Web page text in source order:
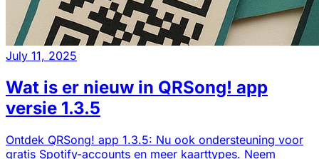
July 11, 2025
Wat is er nieuw in QRSong! app
versie 1.3.5
Ontdek QRSong! app 1.3.5: Nu ook ondersteuning voor
gratis Spotify-accounts en meer kaarttypes. Neem